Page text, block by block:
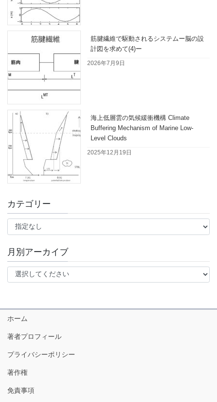
筋腱繊維で駆動されるシステムー脳の設
計図を求めて(4)ー
2026年7月9日
海上低層雲の気候緩衝機構 Climate
Buffering Mechanism of Marine Low-
Level Clouds
2025年12月19日
カテゴリー
月別アーカイブ
ホーム
著者プロフィール
プライバシーポリシー
著作権
免責事項